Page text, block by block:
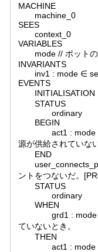
MACHINE
machine_0
SEES
context_0
VARIABLES
mode // ポット
INVARIANTS
inv1 : mode ∈
EVENTS
INITIALISATION
STATUS
ordinary
BEGIN
act1 :
源が供給されていない
END
ントをつないだ。
STATUS
ordinary
WHEN
grd1 :
ていないとき。
THEN
act1 :